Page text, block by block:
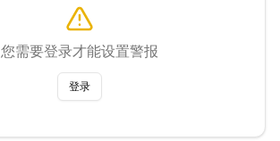
您需要登录才能设置警报
登录